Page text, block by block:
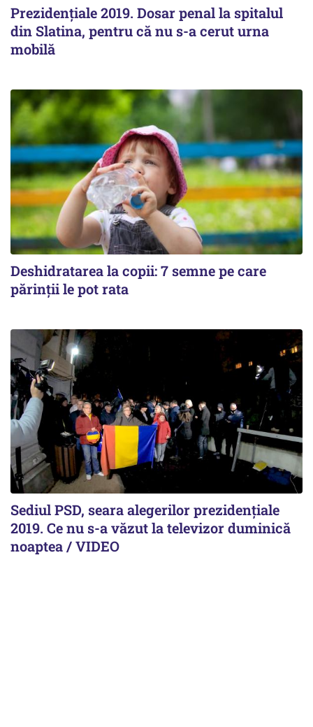
Prezidenţiale 2019. Dosar penal la spitalul
din Slatina, pentru că nu s-a cerut urna
mobilă
Deshidratarea la copii: 7 semne pe care
părinții le pot rata
Sediul PSD, seara alegerilor prezidențiale
2019. Ce nu s-a văzut la televizor duminică
noaptea / VIDEO